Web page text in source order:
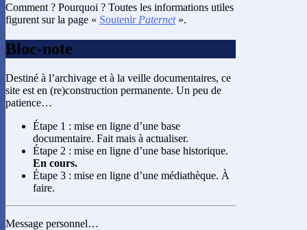
Comment ? Pourquoi ? Toutes les informations utiles
figurent sur la page « Soutenir Paternet».
Bloc-note
Destiné à l’archivage et à la veille documentaires, ce
site est en (re)construction permanente. Un peu de
patience…
Étape 1 : mise en ligne d’une base
documentaire. Fait mais à actualiser.
Étape 2 : mise en ligne d’une base historique.
En cours.
Étape 3 : mise en ligne d’une médiathèque. À
faire.
Message personnel…